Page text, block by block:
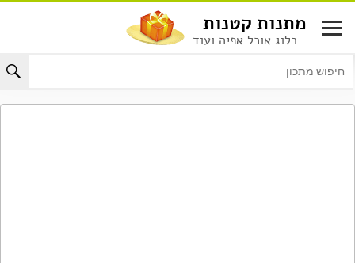
לתוכן
מתנות קטנות
בלוג אוכל אפיה ועוד